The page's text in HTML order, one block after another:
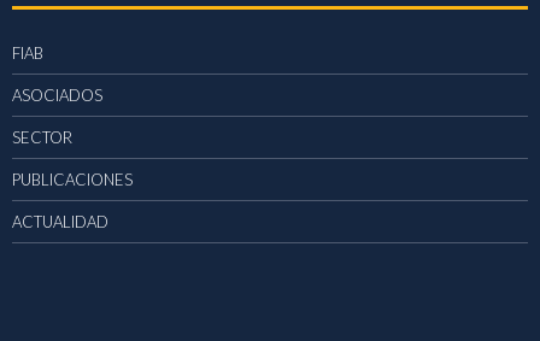
FIAB
ASOCIADOS
SECTOR
PUBLICACIONES
ACTUALIDAD